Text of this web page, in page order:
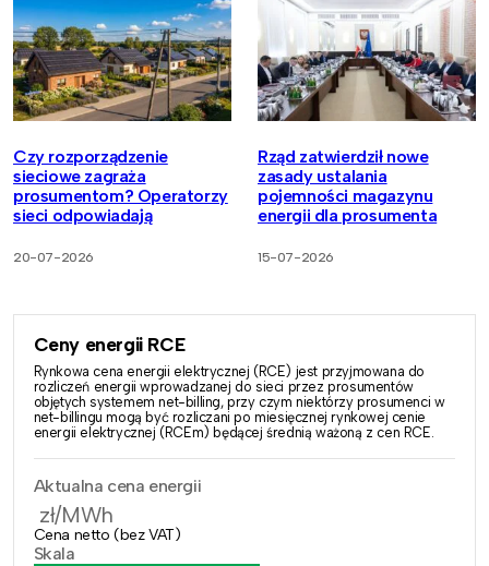
Czy rozporządzenie
sieciowe zagraża
prosumentom? Operatorzy
sieci odpowiadają
20-07-2026
Rząd zatwierdził nowe
zasady ustalania
pojemności magazynu
energii dla prosumenta
15-07-2026
Ceny energii RCE
Rynkowa cena energii elektrycznej (RCE) jest przyjmowana do
rozliczeń energii wprowadzanej do sieci przez prosumentów
objętych systemem net-billing, przy czym niektórzy prosumenci w
net-billingu mogą być rozliczani po miesięcznej rynkowej cenie
energii elektrycznej (RCEm) będącej średnią ważoną z cen RCE.
Aktualna cena energii
zł/MWh
Cena netto (bez VAT)
Skala